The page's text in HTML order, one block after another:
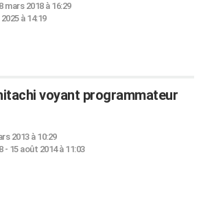
mars 2018 à 16:29
à 14:19
voyant programmateur
2013 à 10:29
- 15 août 2014 à 11:03